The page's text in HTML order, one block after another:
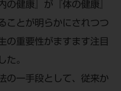
の健康』が『体の健康』
ことが明らかにされつつ
の重要性がますます注目
た。
の一手段として、従来か
口となります。
ましては、モリタ各担当営